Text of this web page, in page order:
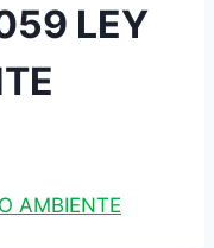
LEY
AMBIENTE